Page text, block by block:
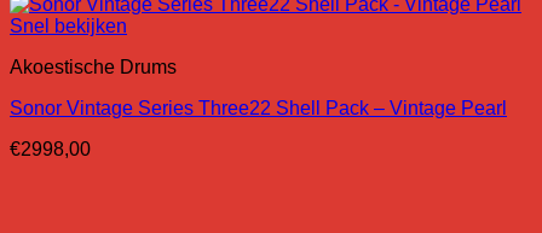
Snel bekijken
Akoestische Drums
Sonor Vintage Series Three22 Shell Pack – Vintage Pearl
€2998,00